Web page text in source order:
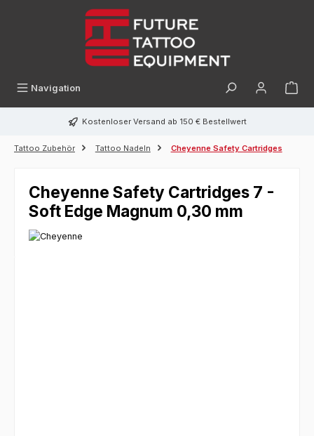
Navigation
Kostenloser Versand ab 150 € Bestellwert
Tattoo Zubehör Tattoo Nadeln Cheyenne Safety Cartridges
Cheyenne Safety Cartridges 7 -
Soft Edge Magnum 0,30 mm